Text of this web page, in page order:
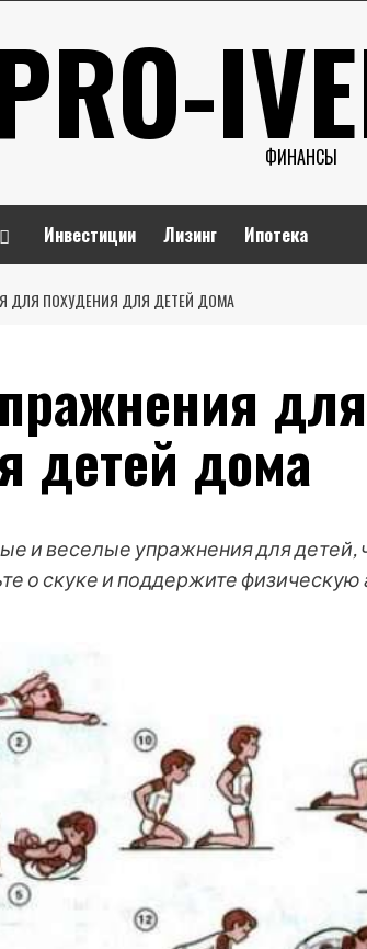
ФИНАНСЫ
Инвестиции Лизинг Ипотека
ДЛЯ ПОХУДЕНИЯ ДЛЯ ДЕТЕЙ ДОМА
для
детей дома
и веселые упражнения для детей,
о скуке и поддержите физическую